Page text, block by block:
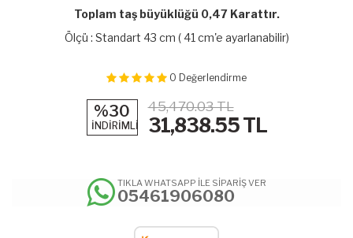
Toplam taş büyüklüğü 0,47 Karattır.
Ölçü : Standart 43 cm ( 41 cm'e ayarlanabilir)
0 Değerlendirme
%30
İNDİRİMLİ
45,470.03 TL
31,838.55TL
TIKLA WHATSAPP İLE SİPARİŞ VER
05461906080